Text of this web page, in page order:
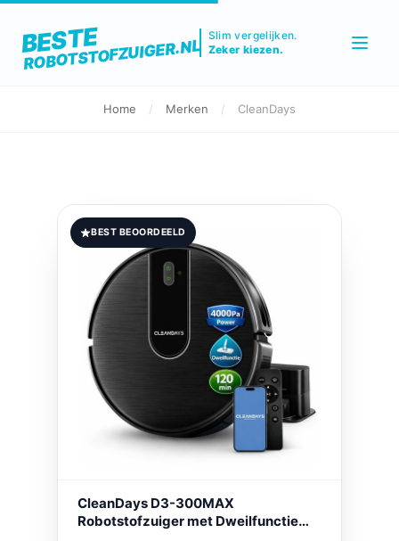
BESTE
ROBOTSTOFZUIGER.NL
Slim vergelijken.
Zeker kiezen.
Home / Merken / CleanDays
BEST BEOORDEELD
CleanDays D3-300MAX
Robotstofzuiger met Dweilfunctie